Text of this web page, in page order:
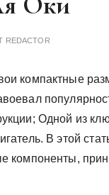
REDACTOR
компактные
Одной из
В этой
компоненты,